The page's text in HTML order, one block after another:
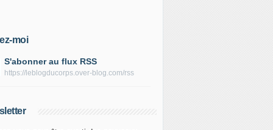
moi
S'abonner au flux RSS
https://leblogducorps.over-blog.com/rss